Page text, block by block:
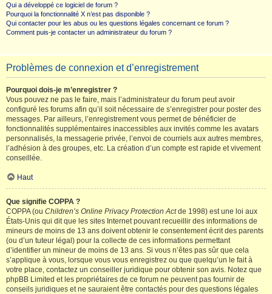
Qui a développé ce logiciel de forum ?
Pourquoi la fonctionnalité X n’est pas disponible ?
Qui contacter pour les abus ou les questions légales concernant ce forum ?
Comment puis-je contacter un administrateur du forum ?
Problèmes de connexion et d’enregistrement
Pourquoi dois-je m’enregistrer ?
Vous pouvez ne pas le faire, mais l’administrateur du forum peut avoir
configuré les forums afin qu’il soit nécessaire de s’enregistrer pour poster des
messages. Par ailleurs, l’enregistrement vous permet de bénéficier de
fonctionnalités supplémentaires inaccessibles aux invités comme les avatars
personnalisés, la messagerie privée, l’envoi de courriels aux autres membres,
l’adhésion à des groupes, etc. La création d’un compte est rapide et vivement
conseillée.
Haut
Que signifie COPPA ?
COPPA (ou Children’s Online Privacy Protection Actde 1998) est une loi aux
États-Unis qui dit que les sites Internet pouvant recueillir des informations de
mineurs de moins de 13 ans doivent obtenir le consentement écrit des parents
(ou d’un tuteur légal) pour la collecte de ces informations permettant
d’identifier un mineur de moins de 13 ans. Si vous n’êtes pas sûr que cela
s’applique à vous, lorsque vous vous enregistrez ou que quelqu’un le fait à
votre place, contactez un conseiller juridique pour obtenir son avis. Notez que
phpBB Limited et les propriétaires de ce forum ne peuvent pas fournir de
conseils juridiques et ne sauraient être contactés pour des questions légales